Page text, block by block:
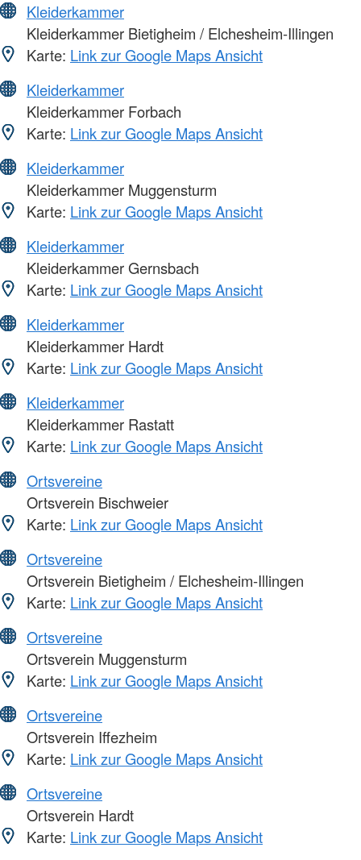
Kleiderkammer
Kleiderkammer Bietigheim / Elchesheim-Illingen
Karte: Link zur Google Maps Ansicht
Kleiderkammer
Kleiderkammer Forbach
Karte: Link zur Google Maps Ansicht
Kleiderkammer
Kleiderkammer Muggensturm
Karte: Link zur Google Maps Ansicht
Kleiderkammer
Kleiderkammer Gernsbach
Karte: Link zur Google Maps Ansicht
Kleiderkammer
Kleiderkammer Hardt
Karte: Link zur Google Maps Ansicht
Kleiderkammer
Kleiderkammer Rastatt
Karte: Link zur Google Maps Ansicht
Ortsvereine
Ortsverein Bischweier
Karte: Link zur Google Maps Ansicht
Ortsvereine
Ortsverein Bietigheim / Elchesheim-Illingen
Karte: Link zur Google Maps Ansicht
Ortsvereine
Ortsverein Muggensturm
Karte: Link zur Google Maps Ansicht
Ortsvereine
Ortsverein Iffezheim
Karte: Link zur Google Maps Ansicht
Ortsvereine
Ortsverein Hardt
Karte: Link zur Google Maps Ansicht